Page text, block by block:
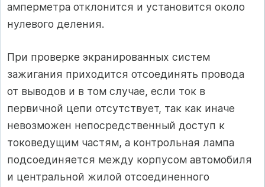
амперметра отклонится и установится около
нулевого деления.
При проверке экранированных систем
зажигания приходится отсоединять провода
от выводов и в том случае, если ток в
первичной цепи отсутствует, так как иначе
невозможен непосредственный доступ к
токоведущим частям, а контрольная лампа
подсоединяется между корпусом автомобиля
и центральной жилой отсоединенного